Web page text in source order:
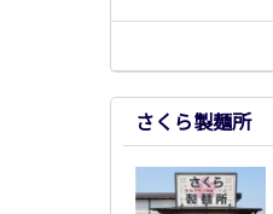
さくら製麺所